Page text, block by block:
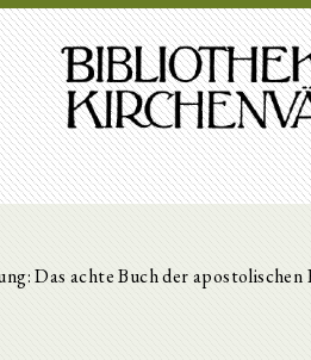
Das achte Buch der